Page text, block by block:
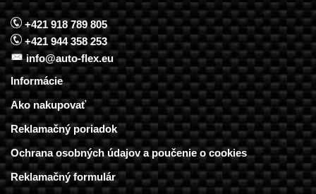
+421 918 789 805
+421 944 358 253
info@auto-flex.eu
Informácie
Ako nakupovať
Reklamačný poriadok
Ochrana osobných údajov a poučenie o cookies
Reklamačný formulár